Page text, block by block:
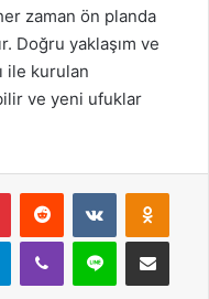
zaman ön planda
Doğru yaklaşım ve
ile kurulan
ve yeni ufuklar
PinterestReddit VKontakte
TelegramViber Line E-Posta ile